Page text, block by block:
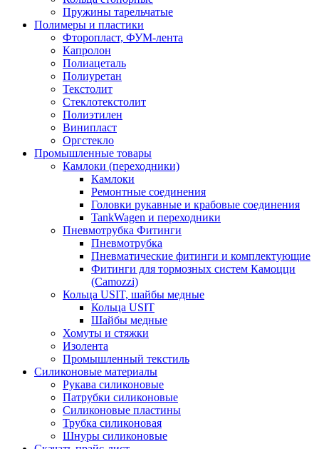
Пружины тарельчатые
Полимеры и пластики
Фторопласт, ФУМ-лента
Капролон
Полиацеталь
Полиуретан
Текстолит
Стеклотекстолит
Полиэтилен
Винипласт
Оргстекло
Промышленные товары
Камлоки (переходники)
Камлоки
Ремонтные соединения
Головки рукавные и крабовые соединения
TankWagen и переходники
Пневмотрубка Фитинги
Пневмотрубка
Пневматические фитинги и комплектующие
Фитинги для тормозных систем Камоцци
(Camozzi)
Кольца USIT, шайбы медные
Кольца USIT
Шайбы медные
Хомуты и стяжки
Изолента
Промышленный текстиль
Силиконовые материалы
Рукава силиконовые
Патрубки силиконовые
Силиконовые пластины
Трубка силиконовая
Шнуры силиконовые